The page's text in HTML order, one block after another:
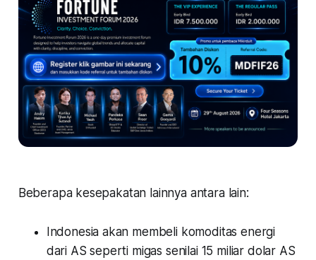
Beberapa kesepakatan lainnya antara lain:
Indonesia akan membeli komoditas energi
dari AS seperti migas senilai 15 miliar dolar AS